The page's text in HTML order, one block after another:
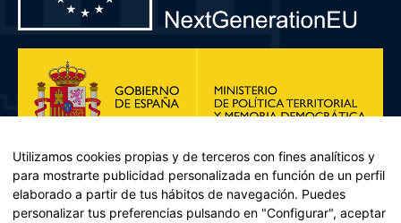
Utilizamos cookies propias y de terceros con fines analíticos y
para mostrarte publicidad personalizada en función de un perfil
elaborado a partir de tus hábitos de navegación. Puedes
personalizar tus preferencias pulsando en "Configurar", aceptar